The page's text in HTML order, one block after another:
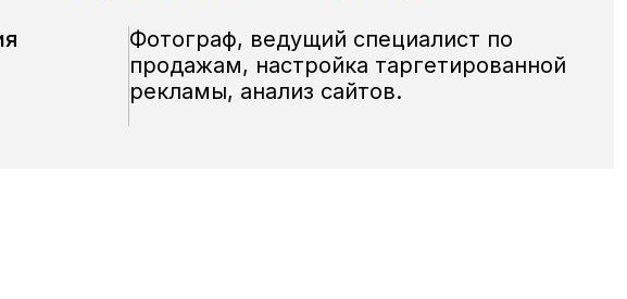
Фотограф, ведущий специалист по
продажам, настройка таргетированной
рекламы, анализ сайтов.